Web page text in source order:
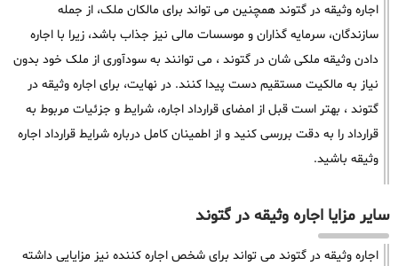
اجاره وثیقه در گتوند همچنین می تواند برای مالکان ملک، از جمله
سازندگان، سرمایه گذاران و موسسات مالی نیز جذاب باشد، زیرا با اجاره
دادن وثیقه ملکی شان در گتوند ، می توانند به سودآوری از ملک خود بدون
نیاز به مالکیت مستقیم دست پیدا کنند. در نهایت، برای اجاره وثیقه در
گتوند ، بهتر است قبل از امضای قرارداد اجاره، شرایط و جزئیات مربوط به
قرارداد را به دقت بررسی کنید و از اطمینان کامل درباره شرایط قرارداد اجاره
وثیقه باشید.
سایر مزایا اجاره وثیقه در گتوند
اجاره وثیقه در گتوند می تواند برای شخص اجاره کننده نیز مزایایی داشته